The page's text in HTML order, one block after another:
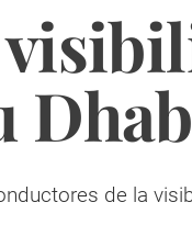
de la